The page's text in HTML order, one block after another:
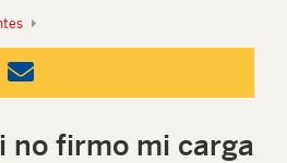
no firmo mi carga